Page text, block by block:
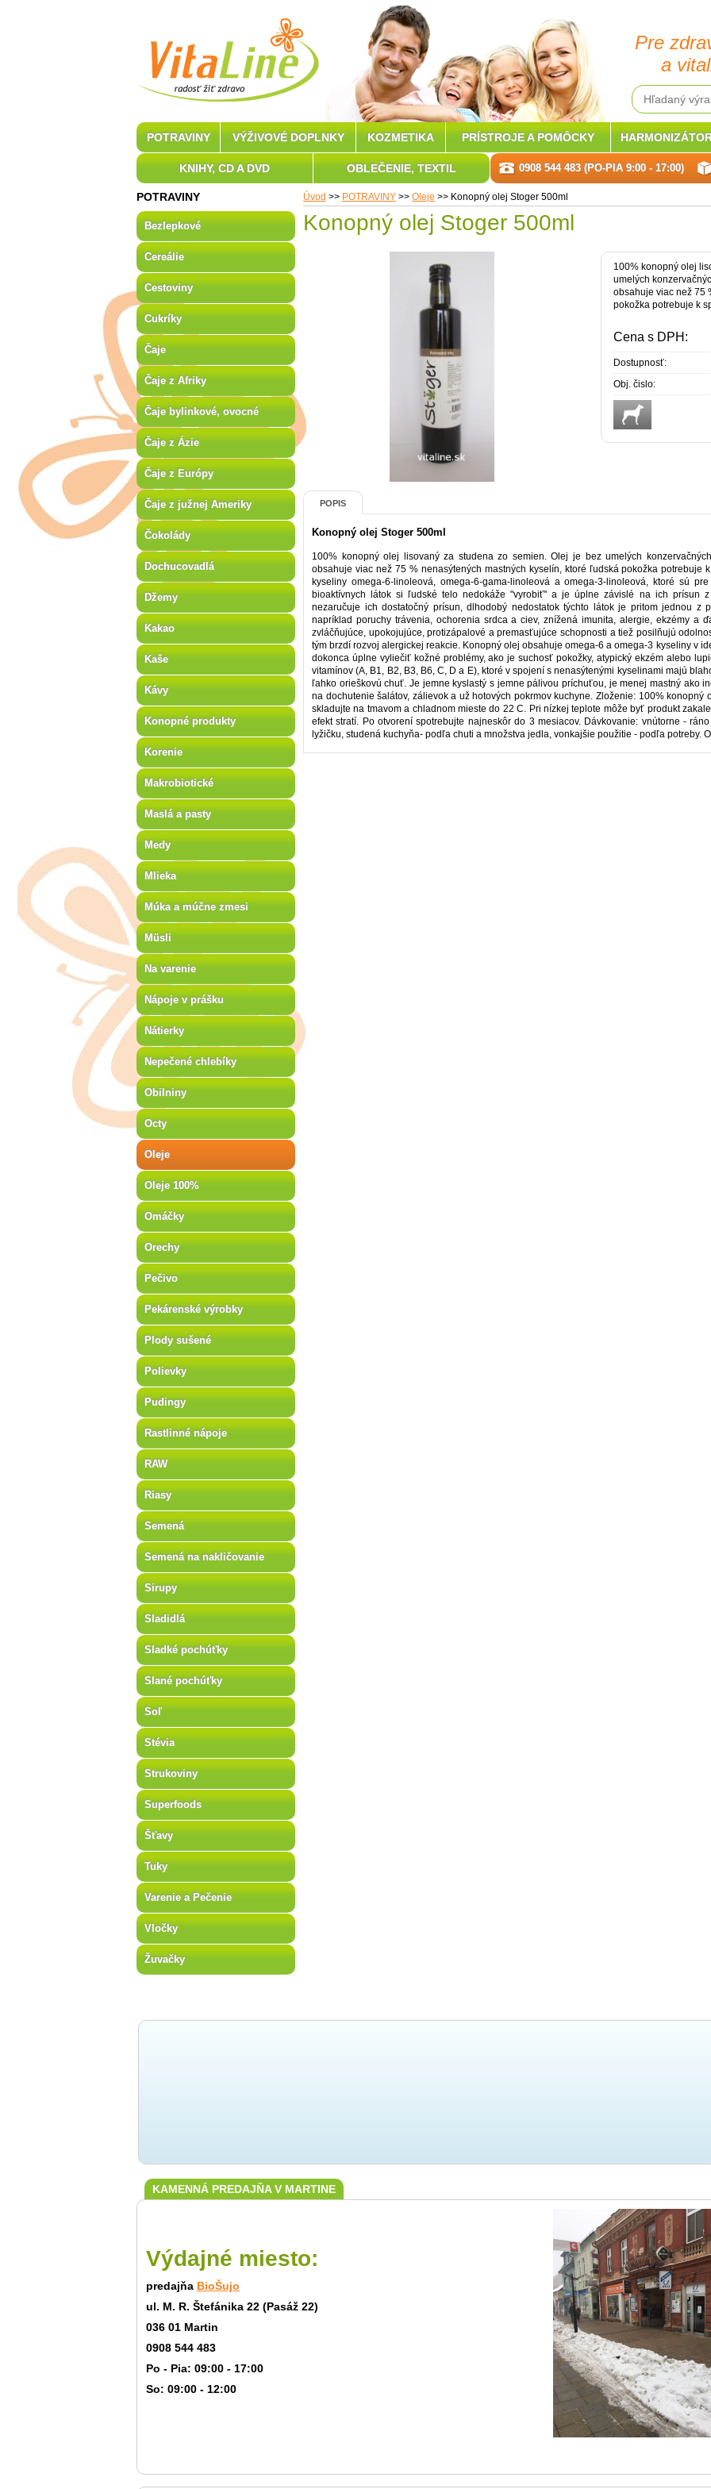
Pre
a
Úvod >> POTRAVINY >> Oleje >> Konopný olej Stoger 500ml
Konopný olej Stoger 500ml
100% konopný olej
umelých
obsahuje viac než 75
pokožka potrebuje k
Cena s DPH:
Dostupnosť:
Obj. čislo:
POPIS
Konopný olej Stoger 500ml
100% konopný olej lisovaný za studena zo semien. Olej je bez umelých
obsahuje viac než 75 % nenasýtených mastných kyselín, ktoré ľudská pokožka potrebuje
kyseliny omega-6-linoleová, omega-6-gama-linoleová a omega-3-linoleová, ktoré sú
bioaktívnych látok si ľudské telo nedokáže "vyrobiť" a je úplne závislé na ich prísun z
nezaručuje ich dostatočný prísun, dlhodobý nedostatok týchto látok je pritom jednou z
napríklad poruchy trávenia, ochorenia srdca a ciev, znížená imunita, alergie, ekzémy a
zvláčňujúce, upokojujúce, protizápalové a premasťujúce schopnosti a tiež posilňujú
tým brzdí rozvoj alergickej reakcie. Konopný olej obsahuje omega-6 a omega-3 kyseliny v
dokonca úplne vyliečiť kožné problémy, ako je suchosť pokožky, atypický ekzém alebo
vitamínov (A, B1, B2, B3, B6, C, D a E), ktoré v spojení s nenasýtenými kyselinami majú
ľahko orieškovú chuť. Je jemne kyslastý s jemne pálivou príchuťou, je menej mastný ako
na dochutenie šalátov, zálievok a už hotových pokrmov kuchyne. Zloženie: 100%
skladujte na tmavom a chladnom mieste do 22 C. Pri nízkej teplote môže byť produkt
efekt stratí. Po otvorení spotrebujte najneskôr do 3 mesiacov. Dávkovanie: vnútorne -
lyžičku, studená kuchyňa- podľa chuti a množstva jedla, vonkajšie použitie - podľa potreby.
POTRAVINY
Bezlepkové
Cereálie
Cestoviny
Cukríky
Čaje
Čaje z Afriky
Čaje bylinkové, ovocné
Čaje z Ázie
Čaje z Európy
Čaje z južnej Ameriky
Čokolády
Dochucovadlá
Džemy
Kakao
Kaše
Kávy
Konopné produkty
Korenie
Makrobiotické
Maslá a pasty
Medy
Mlieka
Múka a múčne zmesi
Müsli
Na varenie
Nápoje v prášku
Nátierky
Nepečené chlebíky
Obilniny
Octy
Oleje
Oleje 100%
Omáčky
Orechy
Pečivo
Pekárenské výrobky
Plody sušené
Polievky
Pudingy
Rastlinné nápoje
RAW
Riasy
Semená
Semená na nakličovanie
Sirupy
Sladidlá
Sladké pochúťky
Slané pochúťky
Soľ
Stévia
Strukoviny
Superfoods
Šťavy
Tuky
Varenie a Pečenie
Vločky
Žuvačky
KAMENNÁ PREDAJŇA V MARTINE
Výdajné miesto:
predajňa BioŠujo
ul. M. R. Štefánika 22 (Pasáž 22)
036 01 Martin
0908 544 483
Po - Pia: 09:00 - 17:00
So: 09:00 - 12:00
POTRAVINY VÝŽIVOVÉ DOPLNKY KOZMETIKA PRÍSTROJE A POMÔCKY
KNIHY, CD A DVD OBLEČENIE, TEXTIL 0908 544 483 (PO-PIA 9:00 - 17:00)